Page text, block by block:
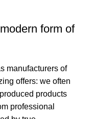
form of
manufacturers of
offers: we often
products
professional